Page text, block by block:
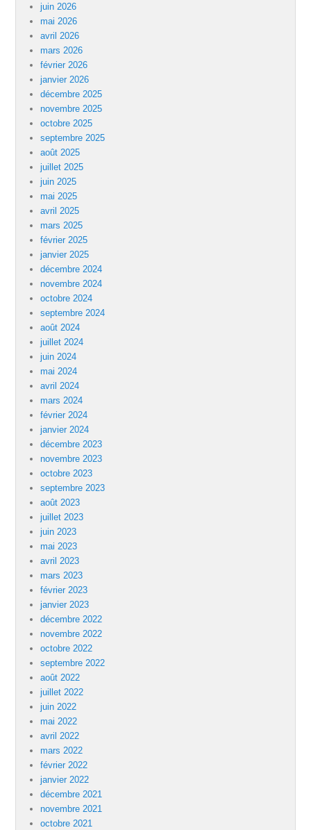
juin 2026
mai 2026
avril 2026
mars 2026
février 2026
janvier 2026
décembre 2025
novembre 2025
octobre 2025
septembre 2025
août 2025
juillet 2025
juin 2025
mai 2025
avril 2025
mars 2025
février 2025
janvier 2025
décembre 2024
novembre 2024
octobre 2024
septembre 2024
août 2024
juillet 2024
juin 2024
mai 2024
avril 2024
mars 2024
février 2024
janvier 2024
décembre 2023
novembre 2023
octobre 2023
septembre 2023
août 2023
juillet 2023
juin 2023
mai 2023
avril 2023
mars 2023
février 2023
janvier 2023
décembre 2022
novembre 2022
octobre 2022
septembre 2022
août 2022
juillet 2022
juin 2022
mai 2022
avril 2022
mars 2022
février 2022
janvier 2022
décembre 2021
novembre 2021
octobre 2021